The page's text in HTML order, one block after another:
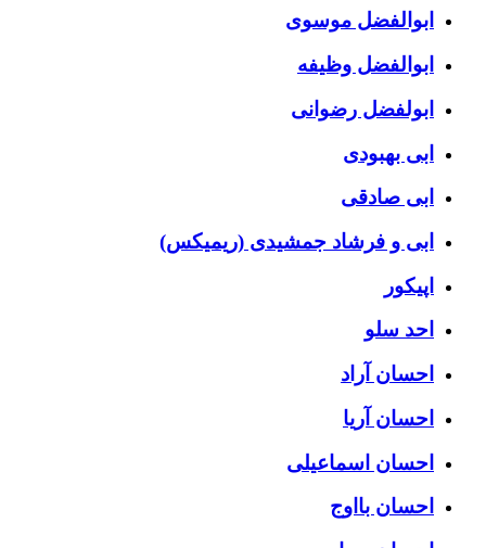
ابوالفضل موسوی
ابوالفضل وظیفه
ابولفضل رضوانی
ابی بهبودی
ابی صادقی
ابی و فرشاد جمشیدی (ریمیکس)
اپیکور
احد سلو
احسان آراد
احسان آریا
احسان اسماعیلی
احسان بااوج